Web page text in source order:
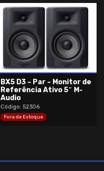
BX5 D3 – Par – Monitor de
Referência Ativo 5″ M-
Audio
Código: 52306
Fora de Estoque